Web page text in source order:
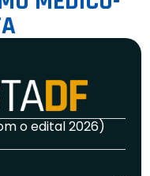
o edital 2026)